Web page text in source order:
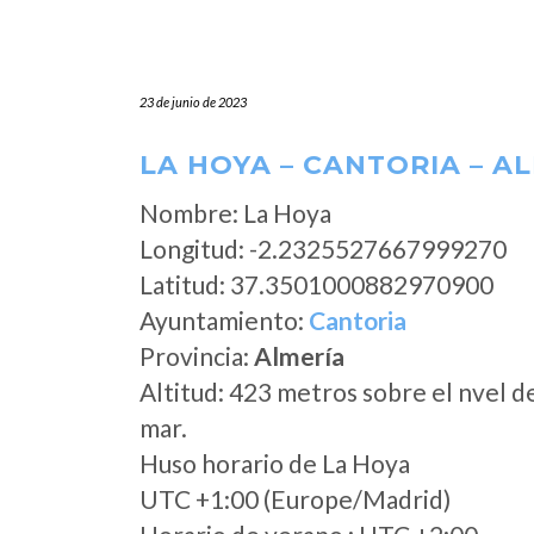
23 de junio de 2023
LA HOYA – CANTORIA –
Nombre: La Hoya
Longitud: -2.2325527667999270
Latitud: 37.3501000882970900
Ayuntamiento: Cantoria
Provincia: Almería
Altitud: 423 metros sobre el nvel
mar.
Huso horario de La Hoya
UTC +1:00 (Europe/Madrid)